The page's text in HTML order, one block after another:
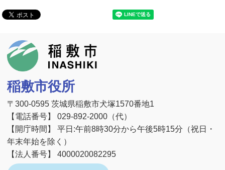
稲敷市役所
〒300-0595 茨城県稲敷市犬塚1570番地1
【電話番号】 029-892-2000（代）
【開庁時間】 平日:午前8時30分から午後5時15分（祝日・
年末年始を除く）
【法人番号】 4000020082295